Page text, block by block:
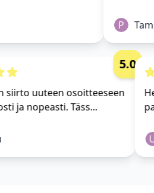
P
siirto uuteen osoitteeseen
ja nopeasti. Täss...
5.0